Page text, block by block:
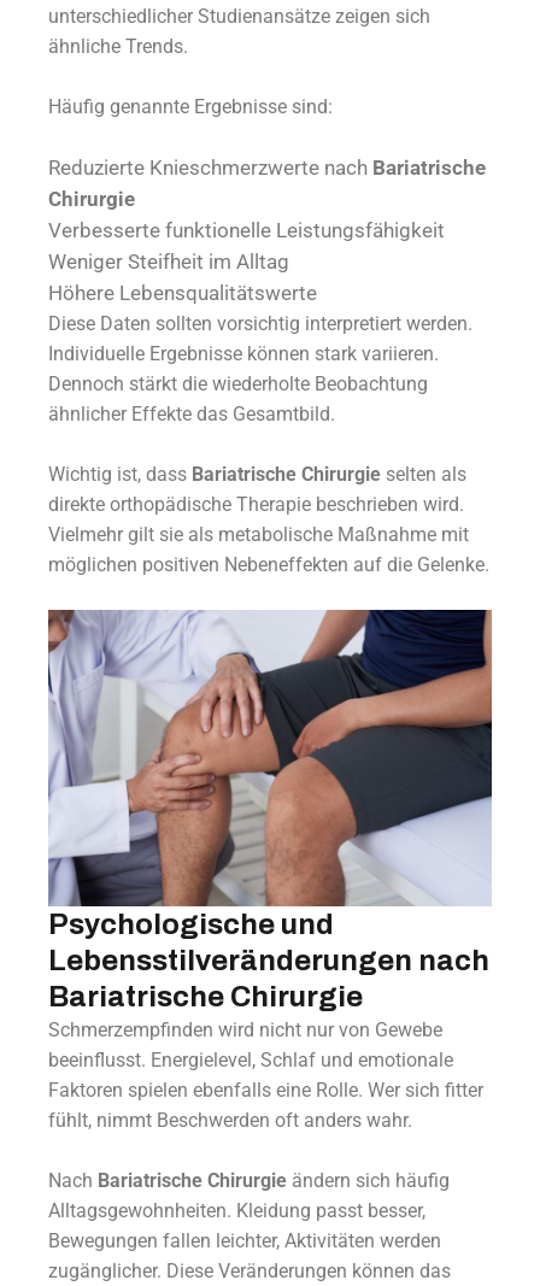
unterschiedlicher Studienansätze zeigen sich
ähnliche Trends.
Häufig genannte Ergebnisse sind:
Reduzierte Knieschmerzwerte nach Bariatrische
Chirurgie
Verbesserte funktionelle Leistungsfähigkeit
Weniger Steifheit im Alltag
Höhere Lebensqualitätswerte
Diese Daten sollten vorsichtig interpretiert werden.
Individuelle Ergebnisse können stark variieren.
Dennoch stärkt die wiederholte Beobachtung
ähnlicher Effekte das Gesamtbild.
Wichtig ist, dass Bariatrische Chirurgie selten als
direkte orthopädische Therapie beschrieben wird.
Vielmehr gilt sie als metabolische Maßnahme mit
möglichen positiven Nebeneffekten auf die Gelenke.
Psychologische und
Lebensstilveränderungen nach
Bariatrische Chirurgie
Schmerzempfinden wird nicht nur von Gewebe
beeinflusst. Energielevel, Schlaf und emotionale
Faktoren spielen ebenfalls eine Rolle. Wer sich fitter
fühlt, nimmt Beschwerden oft anders wahr.
Nach Bariatrische Chirurgie ändern sich häufig
Alltagsgewohnheiten. Kleidung passt besser,
Bewegungen fallen leichter, Aktivitäten werden
zugänglicher. Diese Veränderungen können das